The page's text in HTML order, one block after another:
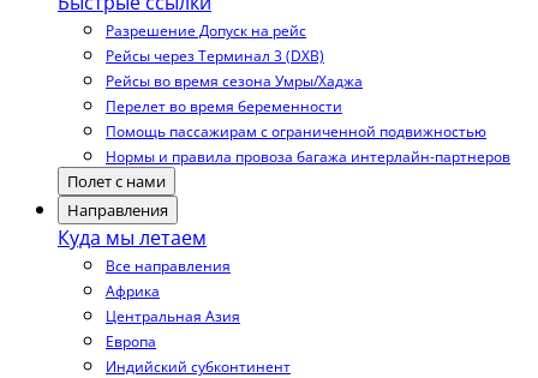
Разрешение Допуск на рейс
Рейсы через Терминал 3 (DXB)
Рейсы во время сезона Умры/Хаджа
Перелет во время беременности
Помощь пассажирам с ограниченной подвижностью
Нормы и правила провоза багажа интерлайн-партнеров
Полет с нами
Направления
Куда мы летаем
Все направления
Африка
Центральная Азия
Европа
Индийский субконтинент